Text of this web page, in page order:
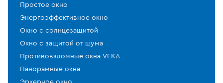
Простое окно
Энергоэффективное окно
Окно с солнцезащитой
Окно с защитой от шума
Противовзломные окна VEKA
Панорамные окна